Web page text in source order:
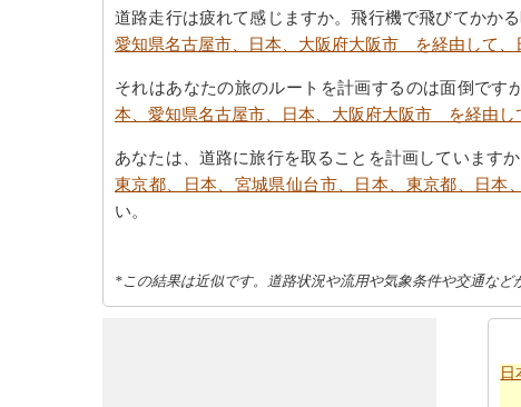
道路走行は疲れて感じますか。飛行機で飛びてかか
愛知県名古屋市、日本、大阪府大阪市 を経由して、
それはあなたの旅のルートを計画するのは面倒です
本、愛知県名古屋市、日本、大阪府大阪市 を経由
あなたは、道路に旅行を取ることを計画しています
東京都、日本、宮城県仙台市、日本、東京都、日
い。
*この結果は近似です。道路状況や流用や気象条件や交通など
日